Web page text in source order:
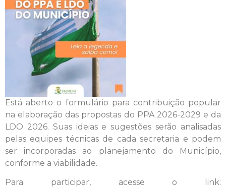
Está aberto o formulário para contribuição popular
na elaboração das propostas do PPA 2026-2029 e da
LDO 2026. Suas ideias e sugestões serão analisadas
pelas equipes técnicas de cada secretaria e podem
ser incorporadas ao planejamento do Município,
conforme a viabilidade.
Para participar, acesse o link: